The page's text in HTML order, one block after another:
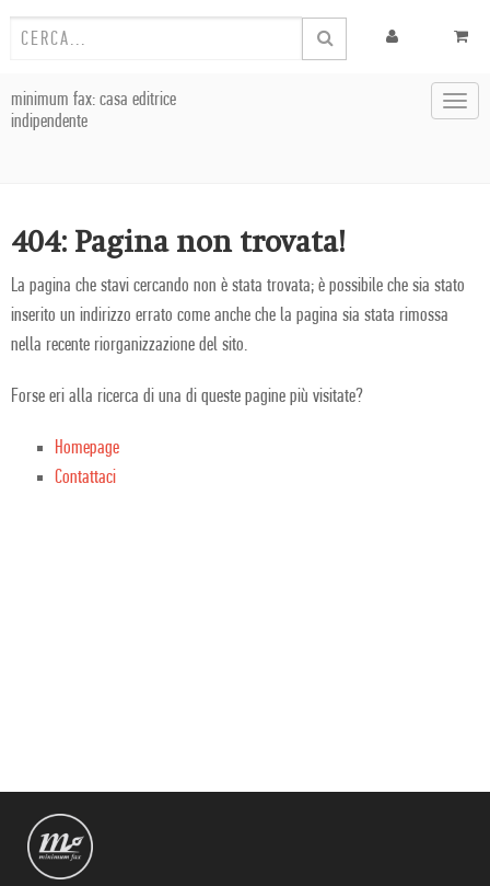
minimum fax: casa editrice
indipendente
404: Pagina non trovata!
La pagina che stavi cercando non è stata trovata; è possibile che sia stato
inserito un indirizzo errato come anche che la pagina sia stata rimossa
nella recente riorganizzazione del sito.
Forse eri alla ricerca di una di queste pagine più visitate?
Homepage
Contattaci